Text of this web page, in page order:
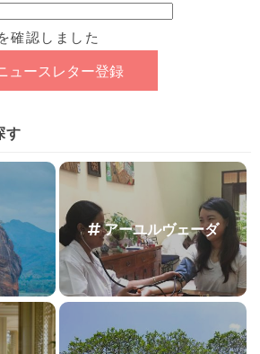
確認しました
す
アーユルヴェーダ